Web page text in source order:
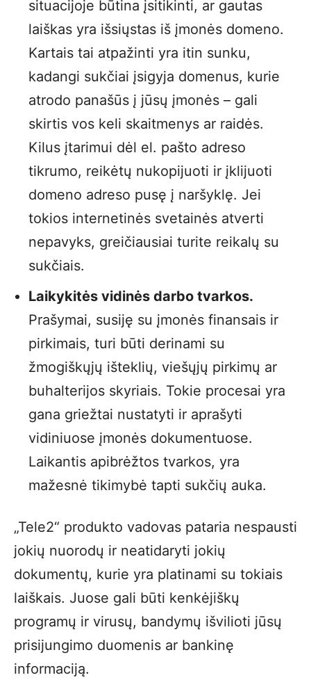
situacijoje būtina įsitikinti, ar gautas
laiškas yra išsiųstas iš įmonės domeno.
Kartais tai atpažinti yra itin sunku,
kadangi sukčiai įsigyja domenus, kurie
atrodo panašūs į jūsų įmonės – gali
skirtis vos keli skaitmenys ar raidės.
Kilus įtarimui dėl el. pašto adreso
tikrumo, reikėtų nukopijuoti ir įklijuoti
domeno adreso pusę į naršyklę. Jei
tokios internetinės svetainės atverti
nepavyks, greičiausiai turite reikalų su
sukčiais.
Laikykitės vidinės darbo tvarkos.
Prašymai, susiję su įmonės finansais ir
pirkimais, turi būti derinami su
žmogiškųjų išteklių, viešųjų pirkimų ar
buhalterijos skyriais. Tokie procesai yra
gana griežtai nustatyti ir aprašyti
vidiniuose įmonės dokumentuose.
Laikantis apibrėžtos tvarkos, yra
mažesnė tikimybė tapti sukčių auka.
„Tele2“ produkto vadovas pataria nespausti
jokių nuorodų ir neatidaryti jokių
dokumentų, kurie yra platinami su tokiais
laiškais. Juose gali būti kenkėjiškų
programų ir virusų, bandymų išvilioti jūsų
prisijungimo duomenis ar bankinę
informaciją.